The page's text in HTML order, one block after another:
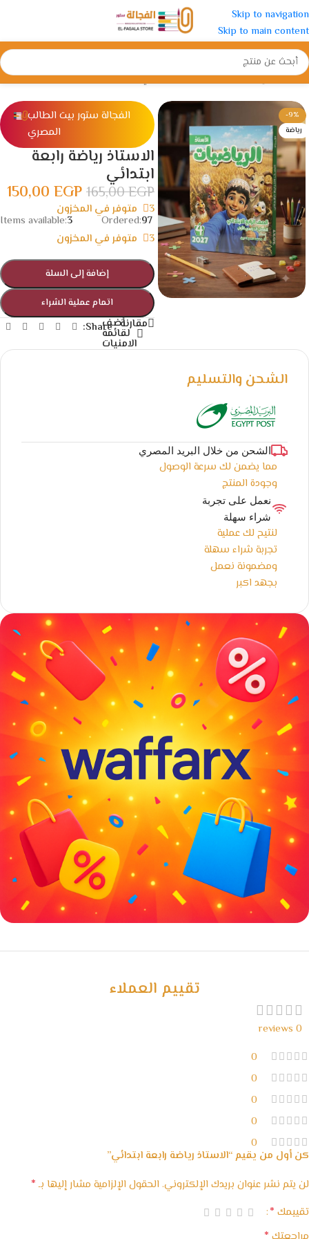
Skip to navigation
Skip to main content
الرئيسية/الإبتدائية/الصف الرابع الأبتدائي
-9%
رياضة
الفجالة ستور بيت الطالب
المصري
الاستاذ رياضة رابعة
ابتدائي
165,00EGP
150,00 EGP
3 متوفر في المخزون
Ordered:97
Items available:3
3 متوفر في المخزون
إضافة إلى السلة
اتمام عملية الشراء
مقارنةأضف
لقائمة
الامنيات
Share:
الشحن والتسليم
الشحن من خلال البريد المصري
مما يضمن لك سرعة الوصول
وجودة المنتج
نعمل على تجربة
شراء سهلة
لنتيح لك عملية
تجربة شراء سهلة
ومضمونة نعمل
بجهد اكبر
خصومات كبيرة
تقييم العملاء
0 reviews
0
0
0
0
0
كن أول من يقيم “الاستاذ رياضة رابعة ابتدائي”
لن يتم نشر عنوان بريدك الإلكتروني. الحقول الإلزامية مشار إليها بـ*
تقييمك *